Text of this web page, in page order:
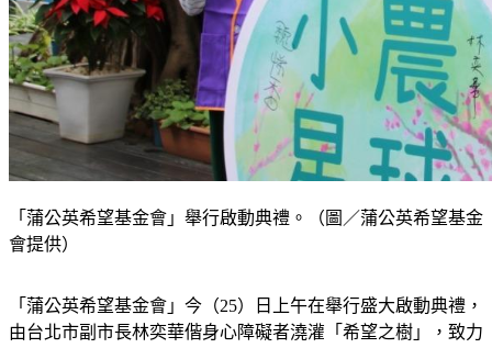
「蒲公英希望基金會」舉行啟動典禮。（圖／蒲公英希望基金
會提供）
「蒲公英希望基金會」今（25）日上午在舉行盛大啟動典禮，
由台北市副市長林奕華偕身心障礙者澆灌「希望之樹」，致力